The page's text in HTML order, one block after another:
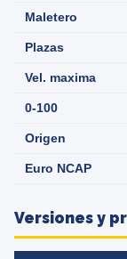
Maletero
Plazas
Vel. maxima
0-100
Origen
Euro NCAP
Versiones y